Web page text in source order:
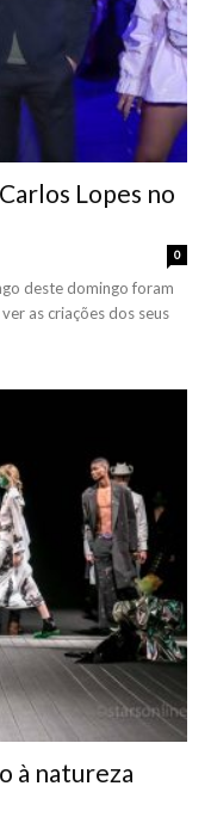
Lopes no
0
deste domingo foram
as criações dos seus
à natureza